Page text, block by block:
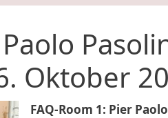
Oktober
FAQ-Room 1: Pier